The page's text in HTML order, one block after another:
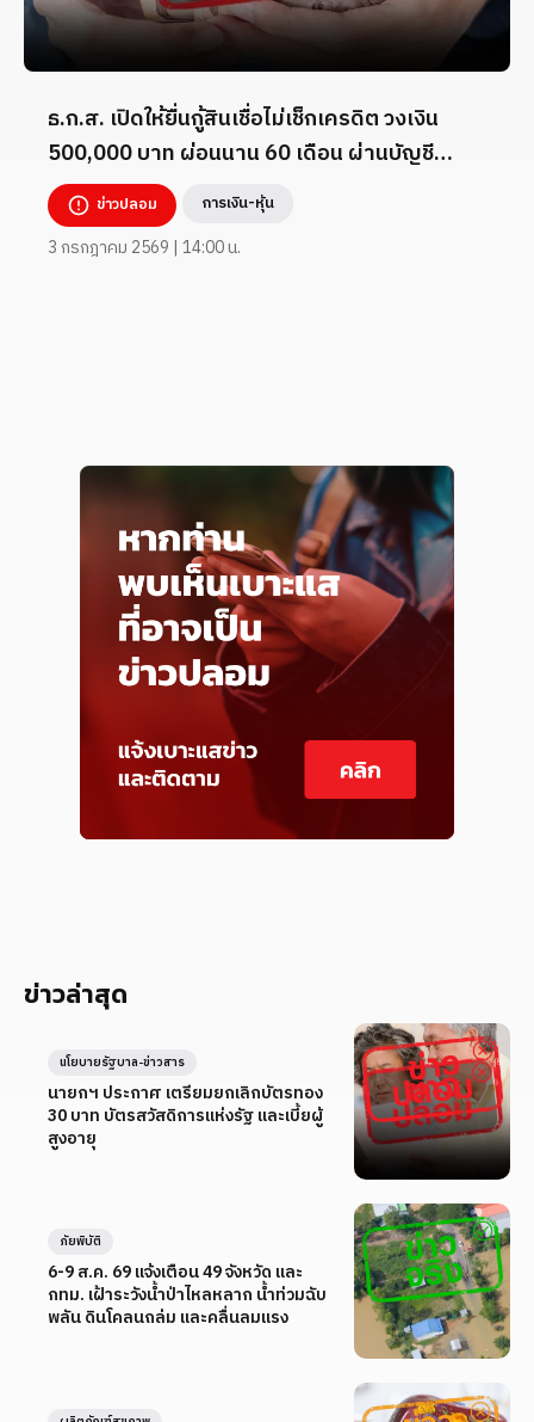
ธ.ก.ส. เปิดให้ยื่นกู้สินเชื่อไม่เช็กเครดิต วงเงิน
500,000 บาท ผ่อนนาน 60 เดือน ผ่านบัญชี
TikTok _7824260
ข่าวปลอม การเงิน-หุ้น
3 กรกฎาคม 2569 | 14:00 น.
ข่าวล่าสุด
นายกฯ ประกาศ เตรียมยกเลิกบัตรทอง
30 บาท บัตรสวัสดิการแห่งรัฐ และเบี้ยผู้
สูงอายุ
นโยบายรัฐบาล-ข่าวสาร
6-9 ส.ค. 69 แจ้งเตือน 49 จังหวัด และ
กทม. เฝ้าระวังน้ำป่าไหลหลาก น้ำท่วมฉับ
พลัน ดินโคลนถล่ม และคลื่นลมแรง
ภัยพิบัติ